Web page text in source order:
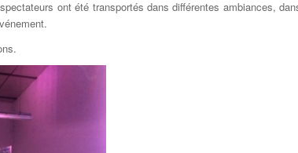
ont été transportés dans différentes ambiances,